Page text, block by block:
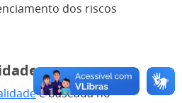
dos riscos
é baseada no